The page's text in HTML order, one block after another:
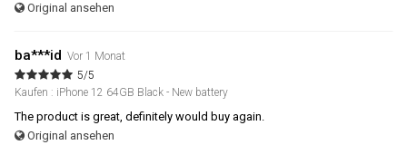
Original ansehen
ba***id Vor 1 Monat
5/5
Kaufen : iPhone 12 64GB Black - New battery
The product is great, definitely would buy again.
Original ansehen